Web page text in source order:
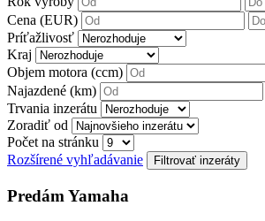
Cena (EUR)
Príťažlivosť
Kraj
Objem motora (ccm)
Najazdené (km)
Trvania inzerátu
Zoradiť od
Počet na stránku
Rozšírené vyhľadávanie
Predám Yamaha